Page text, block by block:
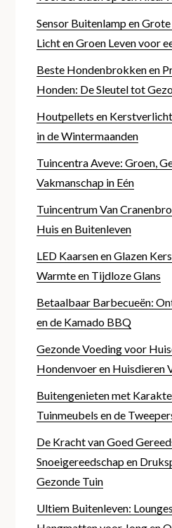
Sensor Buitenlamp en
Licht en Groen Leven voor
Beste Hondenbrokken en
Honden: De Sleutel tot
Houtpellets en
in de Wintermaanden
Tuincentra Aveve: Groen,
Vakmanschap in Eén
Tuincentrum Van
Huis en Buitenleven
LED Kaarsen en Glazen
Warmte en Tijdloze Glans
Betaalbaar Barbecueën:
en de Kamado BBQ
Gezonde Voeding voor
Hondenvoer en Huisdieren
Buitengenieten met
Tuinmeubels en de
De Kracht van Goed
Snoeigereedschap en
Gezonde Tuin
Ultiem Buitenleven: